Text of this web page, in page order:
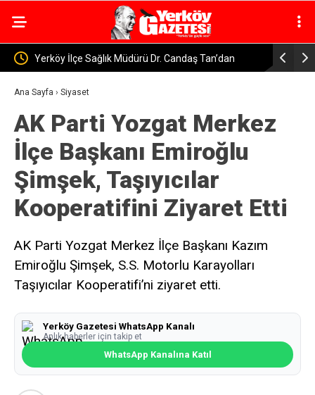
Tan’dan
Anne Sütü, Bir
Yerköy’de ve Sorgun’da Alkollü Araç Kullanan İki
Sürücüye 400 Bin Lira Ceza
Ana Sayfa › Siyaset
AK Parti Yozgat Merkez
İlçe Başkanı Emiroğlu
Şimşek, Taşıyıcılar
Kooperatifini Ziyaret Etti
AK Parti Yozgat Merkez İlçe Başkanı Kazım
Emiroğlu Şimşek, S.S. Motorlu Karayolları
Taşıyıcılar Kooperatifi’ni ziyaret etti.
Yerköy Gazetesi WhatsApp Kanalı
Anlık haberler için takip et
WhatsApp Kanalına Katıl